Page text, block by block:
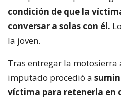
condición de que la
conversar a solas con él.
la joven.
Tras entregar la motosierra
imputado procedió a
víctima para retenerla en